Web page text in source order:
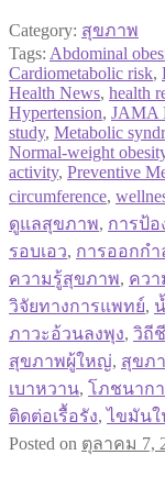
Category: สุขภาพ
Tags: Abdominal
Cardiometabolic risk,
Health News, health
Hypertension, JAMA
study, Metabolic
Normal-weight
activity, Preventive
circumference,
ดูแลสุขภาพ, การป้อ
รอบเอว, การออกกำ
ความรู้สุขภาพ, ควา
วิจัยทางการแพทย์,
ภาวะอ้วนลงพุง, วิถี
สุขภาพผู้ใหญ่, สุขภ
เบาหวาน, โภชนาก
ติดต่อเรื้อรัง,ไขมันใ
Posted on ตุลาคม 7,